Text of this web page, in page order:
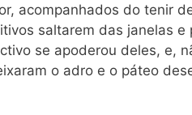
acompanhados do tenir
saltarem das janelas e
se apoderou deles, e,
o adro e o páteo